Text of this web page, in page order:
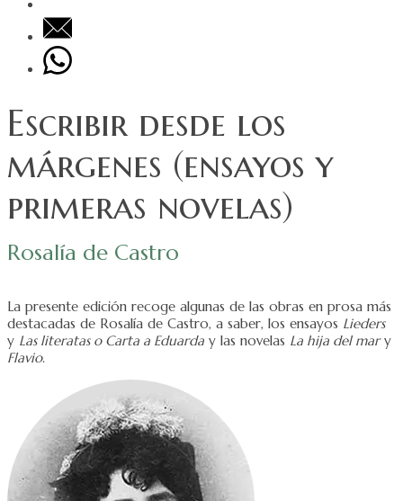
Escribir desde los
márgenes (ensayos y
primeras novelas)
Rosalía de Castro
La presente edición recoge algunas de las obras en prosa más
destacadas de Rosalía de Castro, a saber, los ensayos Lieders
y Las literatas o Carta a Eduarda y las novelas La hija del mary
Flavio.